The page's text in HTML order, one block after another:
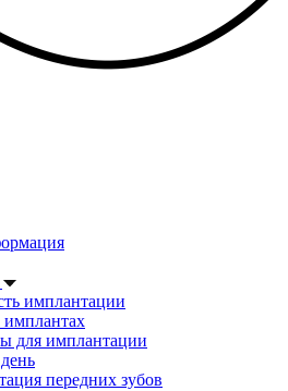
имплантации
для имплантации
передних зубов